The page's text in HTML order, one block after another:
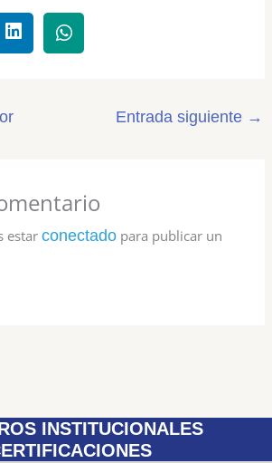
Entrada siguiente →
estarconectado para publicar un
INSTITUCIONALES